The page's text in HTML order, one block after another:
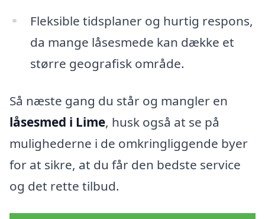
Fleksible tidsplaner og hurtig respons,
da mange låsesmede kan dække et
større geografisk område.
Så næste gang du står og mangler en
låsesmed i Lime, husk også at se på
mulighederne i de omkringliggende byer
for at sikre, at du får den bedste service
og det rette tilbud.